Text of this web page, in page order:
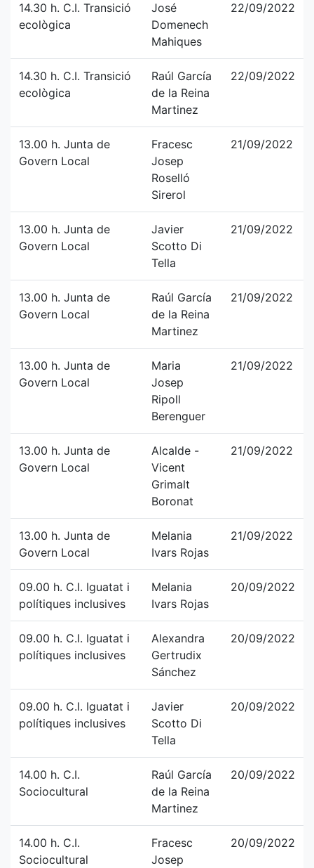
14.30 h. C.I. Transició
ecològica
José
Domenech
Mahiques
22/09/2022
14.30 h. C.I. Transició
ecològica
Raúl García
de la Reina
Martinez
22/09/2022
13.00 h. Junta de
Govern Local
Fracesc
Josep
Roselló
Sirerol
21/09/2022
13.00 h. Junta de
Govern Local
Javier
Scotto Di
Tella
21/09/2022
13.00 h. Junta de
Govern Local
Raúl García
de la Reina
Martinez
21/09/2022
13.00 h. Junta de
Govern Local
Maria
Josep
Ripoll
Berenguer
21/09/2022
13.00 h. Junta de
Govern Local
Alcalde -
Vicent
Grimalt
Boronat
21/09/2022
13.00 h. Junta de
Govern Local
Melania
Ivars Rojas
21/09/2022
09.00 h. C.I. Iguatat i
polítiques inclusives
Melania
Ivars Rojas
20/09/2022
09.00 h. C.I. Iguatat i
polítiques inclusives
Alexandra
Gertrudix
Sánchez
20/09/2022
09.00 h. C.I. Iguatat i
polítiques inclusives
Javier
Scotto Di
Tella
20/09/2022
14.00 h. C.I.
Sociocultural
Raúl García
de la Reina
Martinez
20/09/2022
14.00 h. C.I.
Sociocultural
Fracesc
Josep
20/09/2022